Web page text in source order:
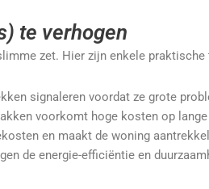
te verhogen
zet. Hier zijn enkele praktische
signaleren voordat ze grote
voorkomt hoge kosten op
en maakt de woning
de energie-efficiëntie en